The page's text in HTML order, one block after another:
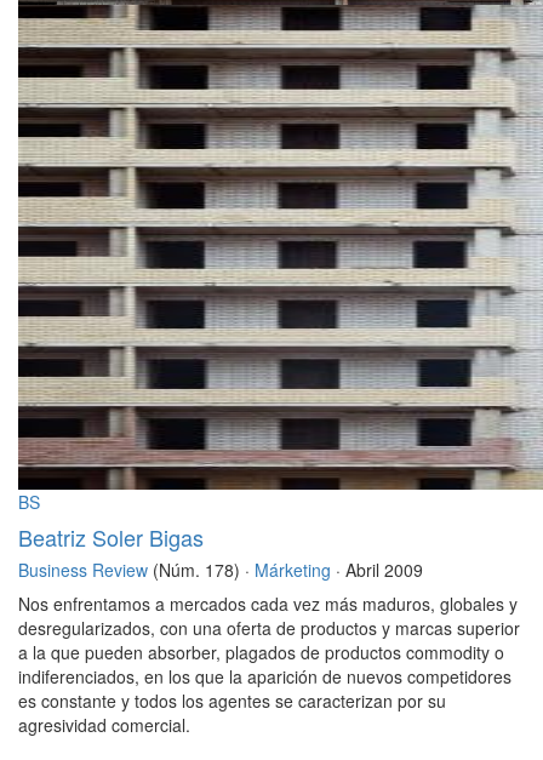
BS
Beatriz Soler Bigas
Business Review (Núm. 178) · Márketing · Abril 2009
Nos enfrentamos a mercados cada vez más maduros, globales y
desregularizados, con una oferta de productos y marcas superior
a la que pueden absorber, plagados de productos commodity o
indiferenciados, en los que la aparición de nuevos competidores
es constante y todos los agentes se caracterizan por su
agresividad comercial.